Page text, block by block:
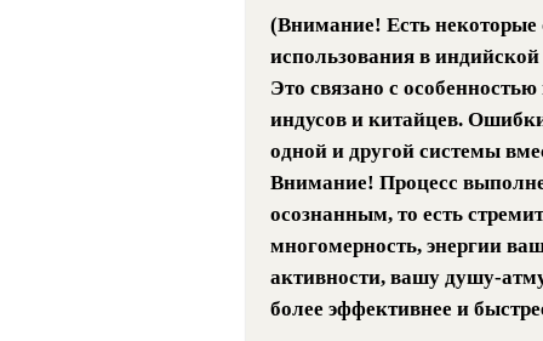
(Внимание! Есть некоторые
использования в
Это связано с
индусов и китайцев.
одной и другой системы
Внимание! Процесс
осознанным, то есть
многомерность, энергии
активности, вашу душу-
более эффективнее и